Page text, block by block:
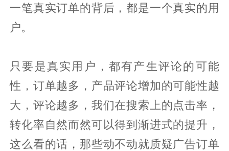
一笔真实订单的背后，都是一个真实的用
户。
只要是真实用户，都有产生评论的可能
性，订单越多，产品评论增加的可能性越
大，评论越多，我们在搜索上的点击率，
转化率自然而然可以得到渐进式的提升，
这么看的话，那些动不动就质疑广告订单